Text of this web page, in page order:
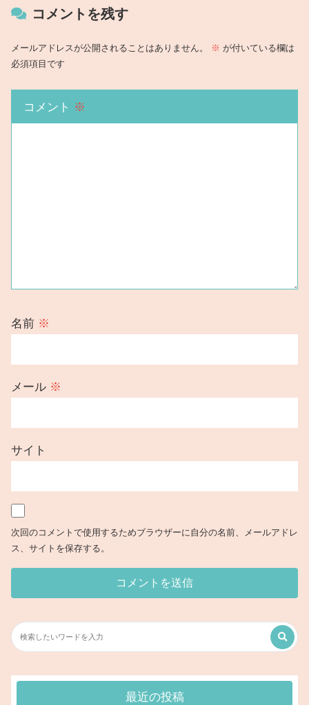
コメントを残す
メールアドレスが公開されることはありません。 ※ が付いている欄は
必須項目です
コメント ※
名前 ※
メール ※
サイト
次回のコメントで使用するためブラウザーに自分の名前、メールアドレ
ス、サイトを保存する。
最近の投稿